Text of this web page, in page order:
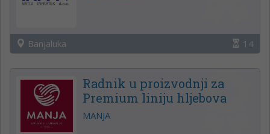
Banjaluka 14
Radnik u proizvodnji za
Premium liniju hljebova
MANJA